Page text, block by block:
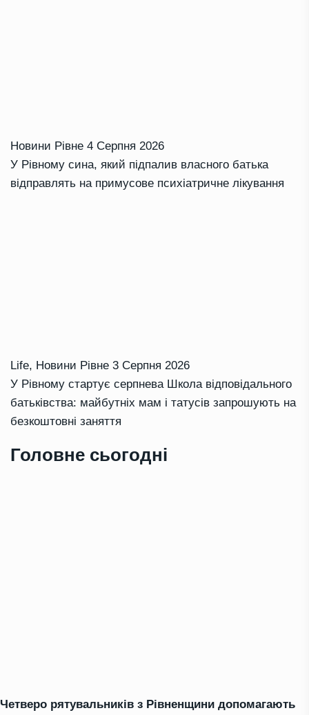
Новини Рівне 4 Серпня 2026
У Рівному сина, який підпалив власного батька
відправлять на примусове психіатричне лікування
Life, Новини Рівне 3 Серпня 2026
У Рівному стартує серпнева Школа відповідального
батьківства: майбутніх мам і татусів запрошують на
безкоштовні заняття
Головне сьогодні
Четверо рятувальників з Рівненщини допомагають